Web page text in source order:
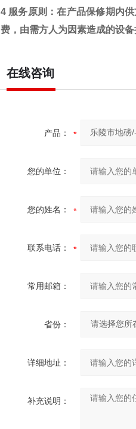
4 服务原则：在产品保修期内
费，由需方人为因素造成的设
在线咨询
产品：
您的单位：
您的姓名：
联系电话：
常用邮箱：
省份：
详细地址：
补充说明：